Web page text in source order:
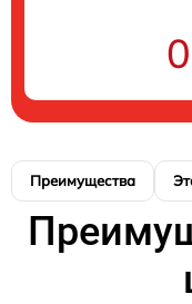
Преимущества